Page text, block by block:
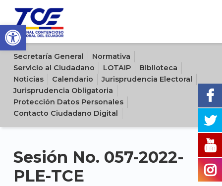
Open toolbar
Sitio oficial del Tribunal Contencioso Electoral del Ecuador
Secretaría General
Normativa
Servicio al Ciudadano
LOTAIP
Biblioteca
Noticias
Calendario
Jurisprudencia Electoral
Jurisprudencia Obligatoria
Protección Datos Personales
Contacto Ciudadano Digital
Sesión No. 057-2022-
PLE-TCE